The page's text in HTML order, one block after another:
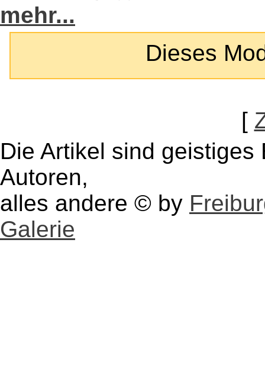
mehr...
Dieses
[
Die Artikel sind
Autoren,
alles andere © by
Galerie